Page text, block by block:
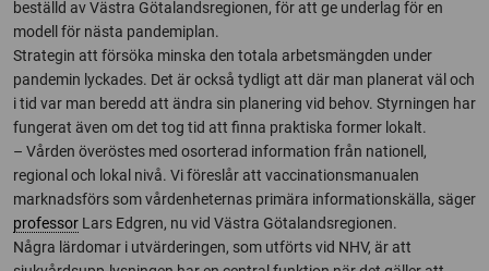
beställd av Västra Götalandsregionen, för att ge underlag för en
modell för nästa pandemiplan.
Strategin att försöka minska den totala arbetsmängden under
pandemin lyckades. Det är också tydligt att där man planerat väl och
i tid var man beredd att ändra sin planering vid behov. Styrningen har
fungerat även om det tog tid att finna praktiska former lokalt.
– Vården överöstes med osorterad information från nationell,
regional och lokal nivå. Vi föreslår att vaccinationsmanualen
marknadsförs som vårdenheternas primära informationskälla, säger
professor Lars Edgren, nu vid Västra Götalandsregionen.
Några lärdomar i utvärderingen, som utförts vid NHV, är att